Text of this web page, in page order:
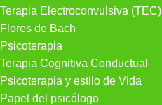
Terapia Electroconvulsiva (TEC)
Flores de Bach
Psicoterapia
Terapia Cognitiva Conductual
Psicoterapia y estilo de Vida
Papel del psicólogo